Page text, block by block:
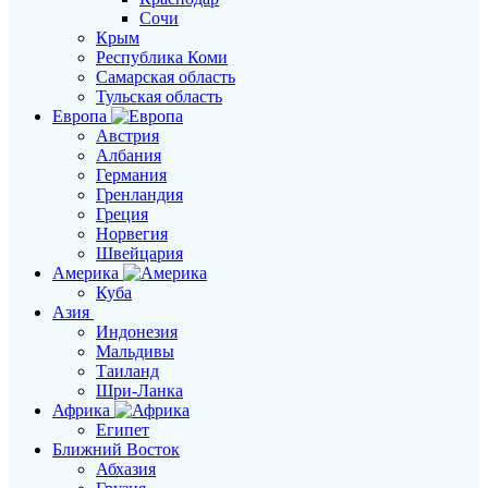
Сочи
Крым
Республика Коми
Самарская область
Тульская область
Европа
Австрия
Албания
Германия
Гренландия
Греция
Норвегия
Швейцария
Америка
Куба
Азия
Индонезия
Мальдивы
Таиланд
Шри-Ланка
Африка
Египет
Ближний Восток
Абхазия